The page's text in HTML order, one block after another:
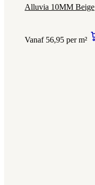
Alluvia 10MM Beige
Vanaf 56,95 per m²